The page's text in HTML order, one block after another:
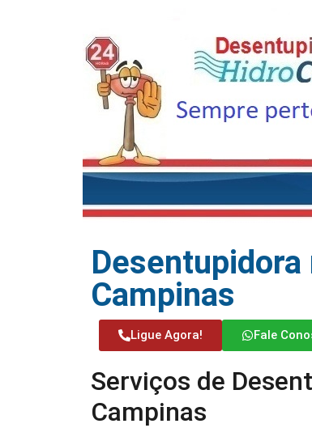
Campinas
Ligue Agora! Fale
Serviços de
Campinas